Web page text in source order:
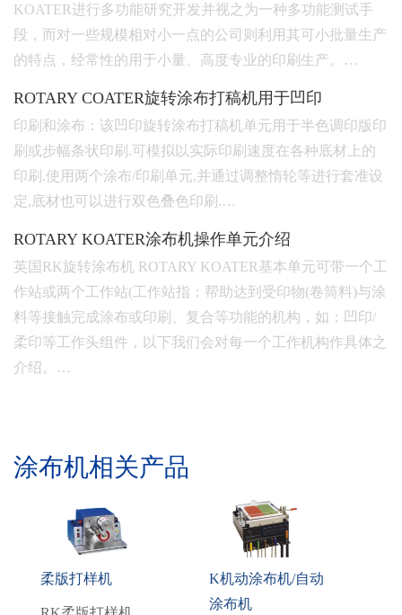
KOATER进行多功能研究开发并视之为一种多功能测试手
段，而对一些规模相对小一点的公司则利用其可小批量生产
的特点，经常性的用于小量、高度专业的印刷生产。…
ROTARY COATER旋转涂布打稿机用于凹印
印刷和涂布：该凹印旋转涂布打稿机单元用于半色调印版印
刷或步幅条状印刷.可模拟以实际印刷速度在各种底材上的
印刷.使用两个涂布/印刷单元,并通过调整惰轮等进行套准设
定,底材也可以进行双色叠色印刷.…
ROTARY KOATER涂布机操作单元介绍
英国RK旋转涂布机 ROTARY KOATER基本单元可带一个工
作站或两个工作站(工作站指：帮助达到受印物(卷筒料)与涂
料等接触完成涂布或印刷、复合等功能的机构，如：凹印/
柔印等工作头组件，以下我们会对每一个工作机构作具体之
介绍。…
涂布机相关产品
柔版打样机
K机动涂布机/自动
涂布机